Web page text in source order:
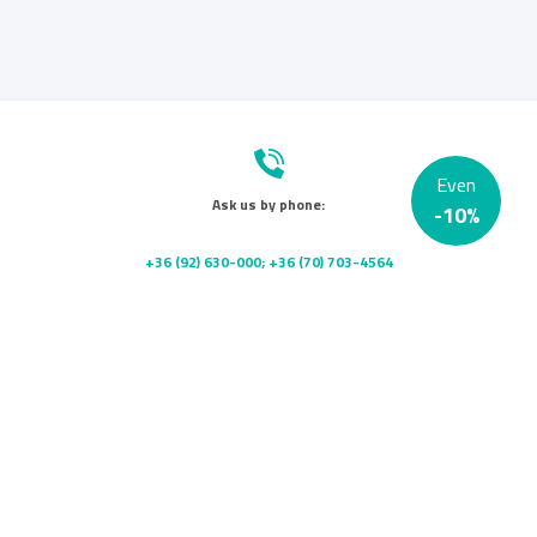
Ask us by phone:
+36 (92) 630-000; +36 (70) 703-4564
Even
-10%